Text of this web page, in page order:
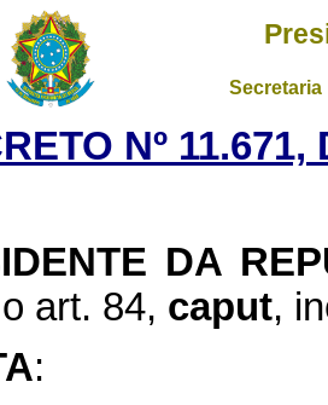
Nº
DA
art. 84, caput,
: